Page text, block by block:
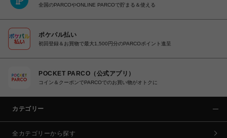
全国のPARCOやONLINE PARCOで貯まる＆使える
ポケパル払い
初回登録＆お買物で最大1,500円分のPARCOポイント進呈
POCKET PARCO（公式アプリ）
コイン＆クーポンでPARCOでのお買い物がオトクに
カテゴリー
全カテゴリーから探す